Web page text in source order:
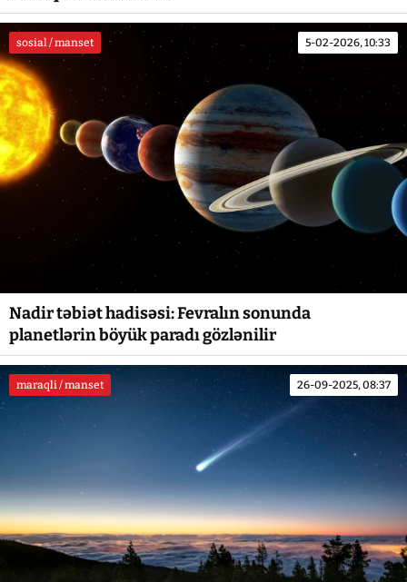
sosial / manset 5-02-2026, 10:33
Nadir təbiət hadisəsi: Fevralın sonunda
planetlərin böyük paradı gözlənilir
maraqli / manset 26-09-2025, 08:37